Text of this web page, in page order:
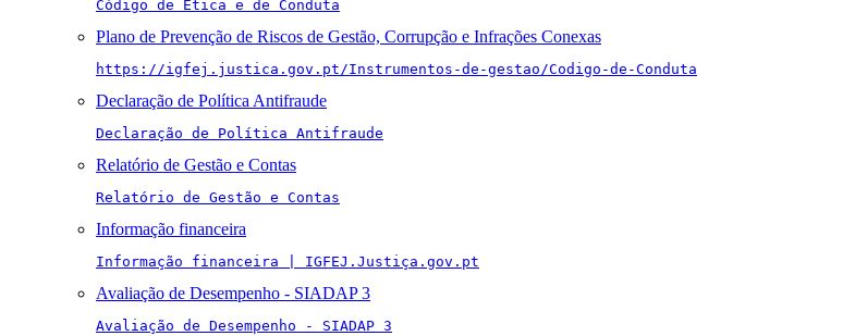
Código de Ética e de Conduta
Plano de Prevenção de Riscos de Gestão, Corrupção e Infrações Conexas
https://igfej.justica.gov.pt/Instrumentos-de-gestao/Codigo-de-Conduta
Declaração de Política Antifraude
Declaração de Política Antifraude
Relatório de Gestão e Contas
Relatório de Gestão e Contas
Informação financeira
Informação financeira | IGFEJ.Justiça.gov.pt
Avaliação de Desempenho - SIADAP 3
Avaliação de Desempenho - SIADAP 3